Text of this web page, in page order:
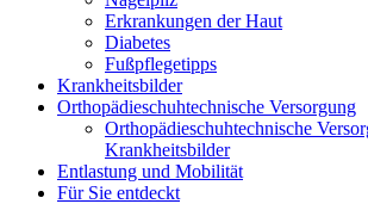
Erkrankungen der Haut
Diabetes
Fußpflegetipps
Krankheitsbilder
Orthopädieschuhtechnische Versorgung
Orthopädieschuhtechnische
Krankheitsbilder
Entlastung und Mobilität
Für Sie entdeckt